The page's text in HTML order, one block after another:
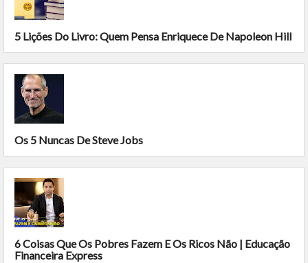
5 Lições Do Livro: Quem Pensa Enriquece De Napoleon Hill
Os 5 Nuncas De Steve Jobs
6 Coisas Que Os Pobres Fazem E Os Ricos Não | Educação
Financeira Express